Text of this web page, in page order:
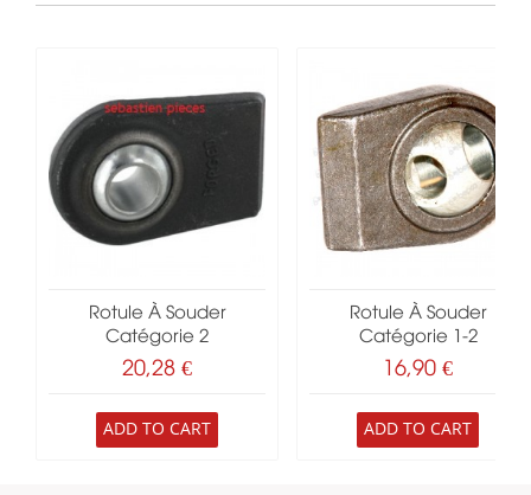
Rotule À Souder
Catégorie 2
20,28 €
ADD TO CART
Rotule À Souder
Catégorie 1-2
16,90 €
ADD TO CART